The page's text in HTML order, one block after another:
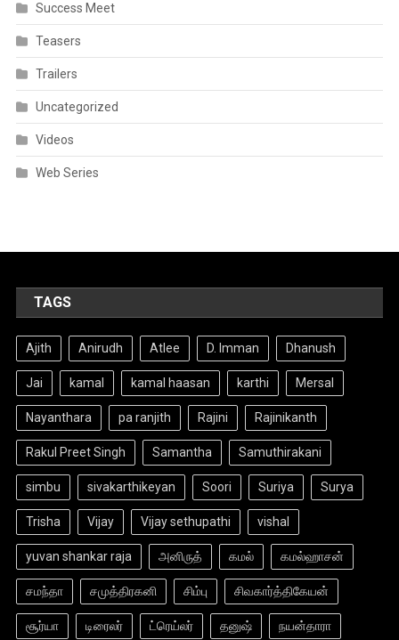
Success Meet
Teasers
Trailers
Uncategorized
Videos
Web Series
TAGS
Ajith Anirudh Atlee D. Imman Dhanush
Jai kamal kamal haasan karthi Mersal
Nayanthara pa ranjith Rajini Rajinikanth
Rakul Preet Singh Samantha Samuthirakani
simbu sivakarthikeyan Soori Suriya Surya
Trisha Vijay Vijay sethupathi vishal
yuvan shankar raja அனிருத் கமல் கமல்ஹாசன்
சமந்தா சமுத்திரகனி சிம்பு சிவகார்த்திகேயன்
சூர்யா டிரைலர் ட்ரெய்லர் தனுஷ் நயன்தாரா